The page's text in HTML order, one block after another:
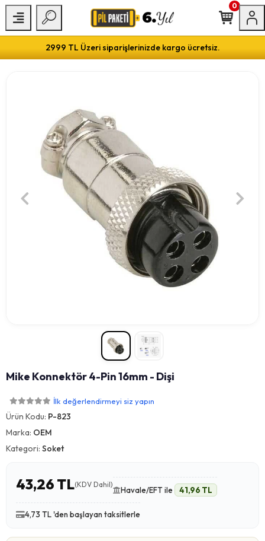
2999 TL Üzeri siparişlerinizde kargo ücretsiz.
0
Mike Konnektör 4-Pin 16mm - Dişi
İlk değerlendirmeyi siz yapın
Ürün Kodu: P-823
Marka: OEM
Kategori: Soket
43,26 TL(KDV Dahil)
Havale/EFT ile 41,96 TL
4,73 TL 'den başlayan taksitlerle